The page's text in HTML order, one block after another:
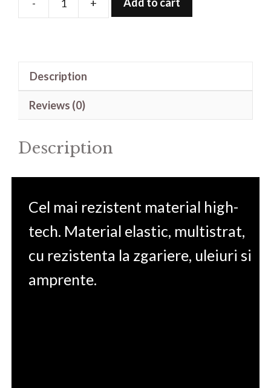
-
Folie
+
Description
Reviews (0)
Description
Cel mai rezistent material high-
tech. Material elastic, multistrat,
cu rezistenta la zgariere, uleiuri si
amprente.